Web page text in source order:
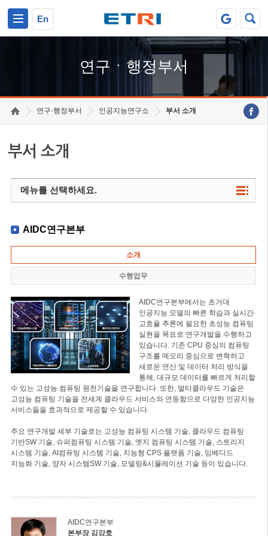
En
연구ㆍ행정부서
연구·행정부서 인공지능연구소 부서 소개
부서 소개
메뉴를 선택하세요.
AIDC연구본부
소개
수행업무
AIDC연구본부에서는 초거대
인공지능 모델의 빠른 학습과 실시간·
고효율 추론에 필요한 초성능 컴퓨팅
실현을 목표로 연구개발을 수행하고
있습니다. 기존 CPU 중심의 컴퓨팅
구조를 메모리 중심으로 변혁하고
새로운 연산 및 데이터 처리 방식을
통해, 대규모 데이터를 빠르게 처리할
수 있는 고성능 컴퓨팅 원천기술을 연구합니다. 또한, 멀티클라우드 기술은
고성능 컴퓨팅 기술을 전세계 클라우드 서비스와 연동함으로 다양한 인공지능
서비스들을 효과적으로 제공할 수 있습니다.
주요 연구개발 세부 기술로는 고성능 컴퓨팅 시스템 기술, 클라우드 컴퓨팅
기반SW 기술, 슈퍼컴퓨팅 시스템 기술, 엣지 컴퓨팅 시스템 기술, 스토리지
시스템 기술, AI컴퓨팅 시스템 기술, 지능형 CPS 플랫폼 기술, 임베디드
지능화 기술, 양자 시스템SW 기술, 모델링&시뮬레이션 기술 등이 있습니다.
AIDC연구본부
본부장 김강호